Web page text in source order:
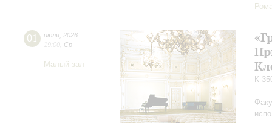
01 июля 2026
19:00 Ср
Малый зал
К